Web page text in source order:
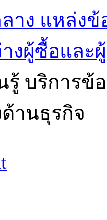
าง แหล่ง
งผู้ซื้อและ
รู้ บริการข้
านธุรกิจ